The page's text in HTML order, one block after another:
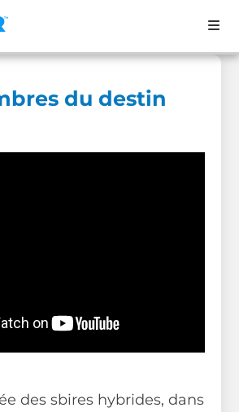
du destin
des sbires hybrides, dans